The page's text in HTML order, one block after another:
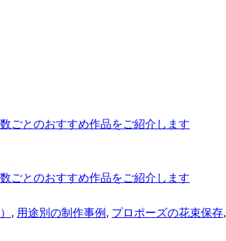
, 用途別の制作事例 , プロポーズの花束保存,